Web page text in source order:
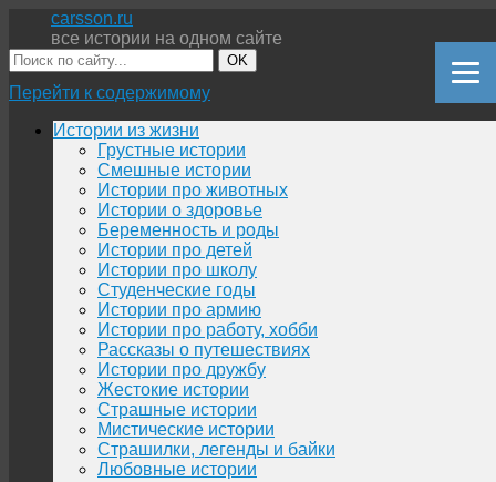
carsson.ru
все истории на одном сайте
OK
Перейти к содержимому
Истории из жизни
Грустные истории
Смешные истории
Истории про животных
Истории о здоровье
Беременность и роды
Истории про детей
Истории про школу
Студенческие годы
Истории про армию
Истории про работу, хобби
Рассказы о путешествиях
Истории про дружбу
Жестокие истории
Страшные истории
Мистические истории
Страшилки, легенды и байки
Любовные истории